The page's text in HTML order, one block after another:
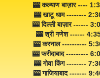
🎰 कल्याण बाज़ार ----
🎰 खाटू धाम --------
🎰 दिल्ली बाज़ार ------
🎰 श्री गणेश ------
🎰 करनाल ----------
🎰 फरीदाबाद ---------
🎰 गोवा किंग --------
🎰 गाजियाबाद -------